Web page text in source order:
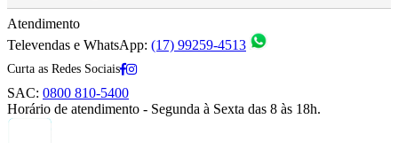
Atendimento
Televendas e WhatsApp: (17) 99259-4513
Curta as Redes Sociais
SAC: 0800 810-5400
Horário de atendimento - Segunda à Sexta das 8 às 18h.